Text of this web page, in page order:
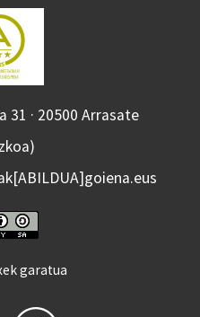
31 · 20500 Arrasate
garatua